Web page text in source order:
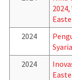
2024
2024